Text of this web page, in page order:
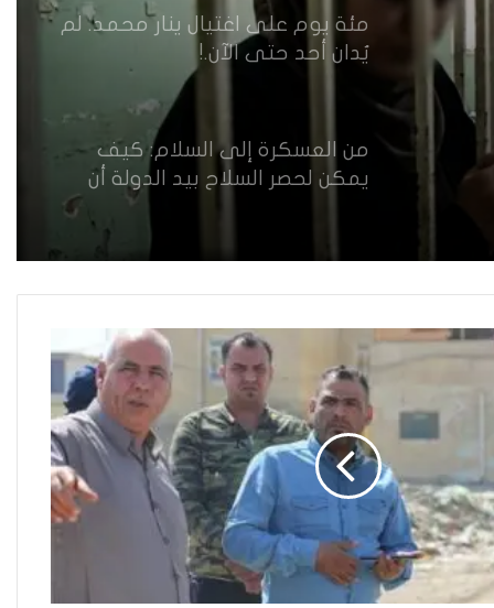
مئة يوم على اغتيال ينار محمد. لم
يُدان أحد حتى الآن.!
من العسكرة إلى السلام: كيف
يمكن لحصر السلاح بيد الدولة أن
“الآيسة من المحيض”
حضانة الاطفال بين النص القانوني
والمصلحة الانسانية
خطأ مهني في الموقع الرسمي لـ
مجلس القضاء الأعلى”سردية
تُضعف الضحية وتفتح باب التبرير